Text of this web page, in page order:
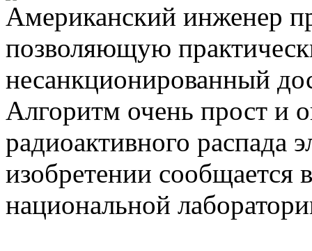
Американский инженер
позволяющую
несанкционированный
Алгоритм очень прост и
радиоактивного распада
изобретении сообщается
национальной